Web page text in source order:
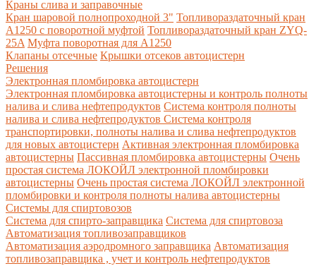
Краны слива и заправочные
Кран шаровой полнопроходной 3" Топливораздаточный кран
A1250 с поворотной муфтой Топливораздаточный кран ZYQ-
25A Муфта поворотная для А1250
Клапаны отсечные Крышки отсеков автоцистерн
Решения
Электронная пломбировка автоцистерн
Электронная пломбировка автоцистерны и контроль полноты
налива и слива нефтепродуктов Система контроля полноты
налива и слива нефтепродуктов Система контроля
транспортировки, полноты налива и слива нефтепродуктов
для новых автоцистерн Активная электронная пломбировка
автоцистерны Пассивная пломбировка автоцистерны Очень
простая система ЛОКОЙЛ электронной пломбировки
автоцистерны Очень простая система ЛОКОЙЛ электронной
пломбировки и контроля полноты налива автоцистерны
Системы для спиртовозов
Система для спирто-заправщика Система для спиртовоза
Автоматизация топливозаправщиков
Автоматизация аэродромного заправщика Автоматизация
топливозаправщика , учет и контроль нефтепродуктов